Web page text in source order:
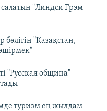
"Линдси Грэм
"Қазақстан,
"Русская община"
туризм ең жылдам